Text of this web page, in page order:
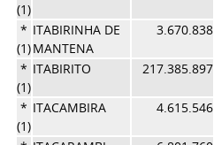
(1)
*
(1)
ITABIRINHA DE
MANTENA
3.670.838
*
(1)
ITABIRITO 217.385.897
*
(1)
ITACAMBIRA 4.615.546